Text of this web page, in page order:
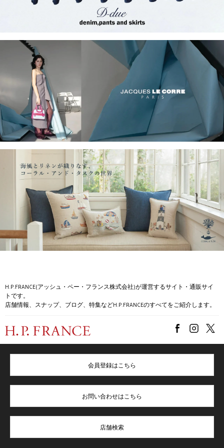
H.P.FRANCE(アッシュ・ペー・フランス株式会社)が運営するサイト・通販サイ
トです。
店舗情報、スナップ、ブログ、特集などH.P.FRANCEのすべてをご紹介します。
会員登録はこちら
お問い合わせはこちら
店舗検索